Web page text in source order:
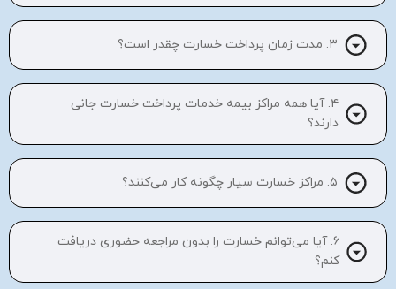
۳. مدت زمان پرداخت خسارت چقدر است؟
۴. آیا همه مراکز بیمه خدمات پرداخت خسارت جانی
دارند؟
۵. مراکز خسارت سیار چگونه کار می‌کنند؟
۶. آیا می‌توانم خسارت را بدون مراجعه حضوری دریافت
کنم؟